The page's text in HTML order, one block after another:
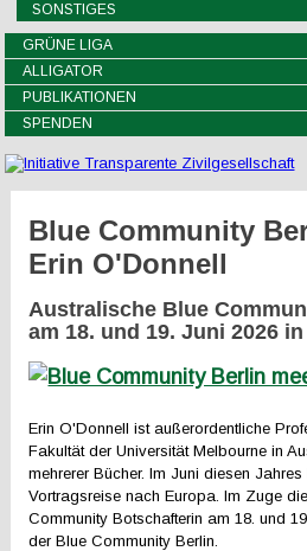
SONSTIGES
GRÜNE LIGA
ALLIGATOR
PUBLIKATIONEN
SPENDEN
Blue Community
Erin O'Donnell
Australische Blue
am 18. und 19. Juni 2026
Erin O'Donnell ist außerordentliche
Fakultät der Universität Melbourne in
mehrerer Bücher. Im Juni diesen
Vortragsreise nach Europa. Im Zuge
Community Botschafterin am 18. und
der Blue Community Berlin.